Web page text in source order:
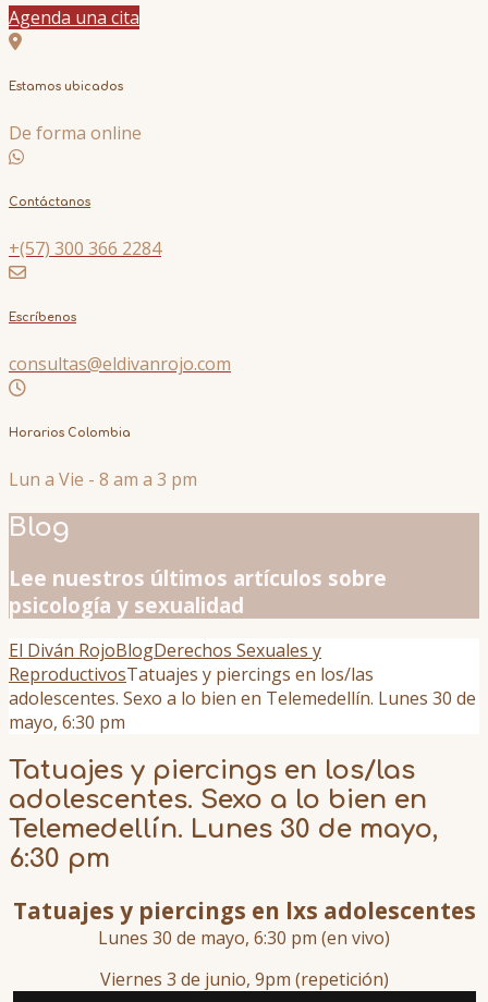
Agenda una cita
Estamos ubicados
De forma online
Contáctanos
+(57) 300 366 2284
Escríbenos
consultas@eldivanrojo.com
Horarios Colombia
Lun a Vie - 8 am a 3 pm
Blog
Lee nuestros últimos artículos sobre
psicología y sexualidad
El Diván RojoBlogDerechos Sexuales y
ReproductivosTatuajes y piercings en los/las
adolescentes. Sexo a lo bien en Telemedellín. Lunes 30 de
mayo, 6:30 pm
Tatuajes y piercings en los/las
adolescentes. Sexo a lo bien en
Telemedellín. Lunes 30 de mayo,
6:30 pm
Tatuajes y piercings en lxs adolescentes
Lunes 30 de mayo, 6:30 pm (en vivo)
Viernes 3 de junio, 9pm (repetición)